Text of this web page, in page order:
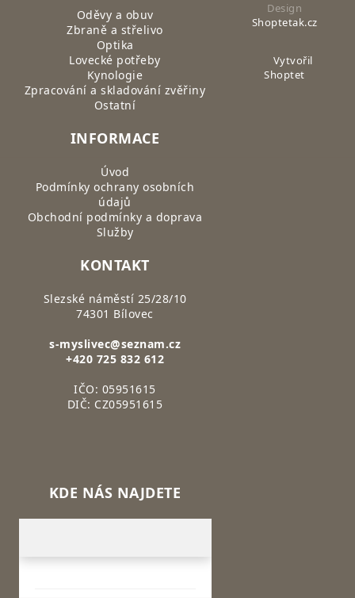
Oděvy a obuv
Zbraně a střelivo
Optika
Lovecké potřeby
Kynologie
Zpracování a skladování zvěřiny
Ostatní
INFORMACE
Úvod
Podmínky ochrany osobních
údajů
Obchodní podmínky a doprava
Služby
KONTAKT
Slezské náměstí 25/28/10
74301 Bílovec
s-myslivec@seznam.cz
+420 725 832 612
IČO: 05951615
DIČ: CZ05951615
KDE NÁS NAJDETE
Design
Shoptetak.cz
Vytvořil
Shoptet